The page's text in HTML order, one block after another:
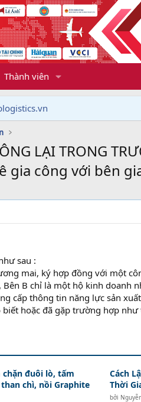
Thành viên
LẠI TRONG
công với bên
sau :
mai, ký hợp đồng với một
Bên B chỉ là một hộ kinh doanh
cấp thông tin năng lực sản
biết hoặc đã gặp trường hợp
chặn đuôi lò, tấm
chì, nồi Graphite
Cách
Thời
bởi